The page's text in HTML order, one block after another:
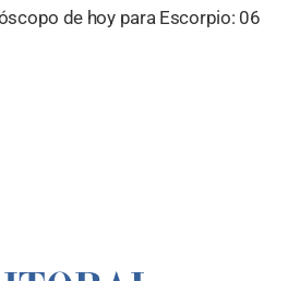
de hoy para Escorpio: 06